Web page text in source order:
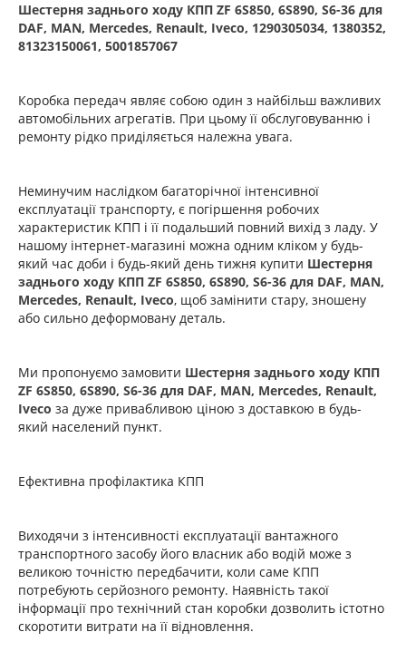
Шестерня заднього ходу КПП ZF 6S850, 6S890, S6-36 для
DAF, MAN, Mercedes, Renault, Iveco, 1290305034, 1380352,
81323150061, 5001857067
Коробка передач являє собою один з найбільш важливих
автомобільних агрегатів. При цьому її обслуговуванню і
ремонту рідко приділяється належна увага.
Неминучим наслідком багаторічної інтенсивної
експлуатації транспорту, є погіршення робочих
характеристик КПП і її подальший повний вихід з ладу. У
нашому інтернет-магазині можна одним кліком у будь-
який час доби і будь-який день тижня купити Шестерня
заднього ходу КПП ZF 6S850, 6S890, S6-36 для DAF, MAN,
Mercedes, Renault, Iveco, щоб замінити стару, зношену
або сильно деформовану деталь.
Ми пропонуємо замовити Шестерня заднього ходу КПП
ZF 6S850, 6S890, S6-36 для DAF, MAN, Mercedes, Renault,
Iveco за дуже привабливою ціною з доставкою в будь-
який населений пункт.
Ефективна профілактика КПП
Виходячи з інтенсивності експлуатації вантажного
транспортного засобу його власник або водій може з
великою точністю передбачити, коли саме КПП
потребують серйозного ремонту. Наявність такої
інформації про технічний стан коробки дозволить істотно
скоротити витрати на її відновлення.